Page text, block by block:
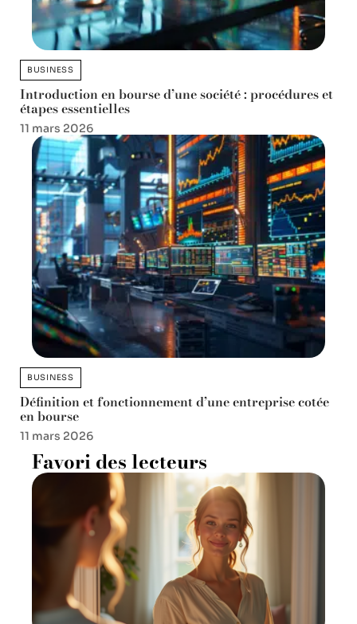
BUSINESS
Introduction en bourse d’une société : procédures et
étapes essentielles
11 mars 2026
BUSINESS
Définition et fonctionnement d’une entreprise cotée
en bourse
11 mars 2026
Favori des lecteurs